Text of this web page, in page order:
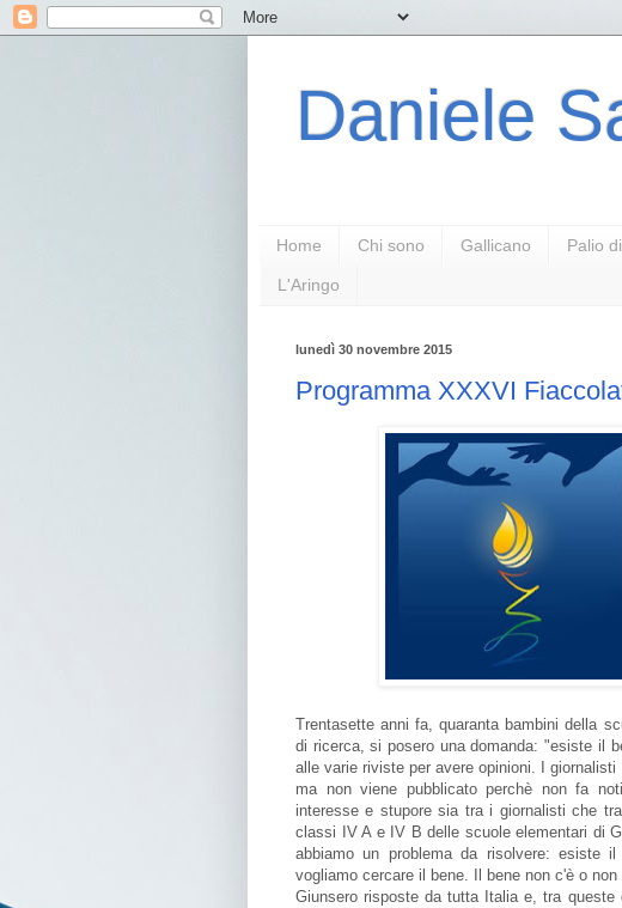
Daniele
Home Chi sono Gallicano Palio
L'Aringo
lunedì 30 novembre 2015
Programma XXXVI
Trentasette anni fa, quaranta bambini della
di ricerca, si posero una domanda: "esiste il
alle varie riviste per avere opinioni. I
ma non viene pubblicato perchè non fa
interesse e stupore sia tra i giornalisti che
classi IV A e IV B delle scuole elementari di
abbiamo un problema da risolvere: esiste
vogliamo cercare il bene. Il bene non c'è o
Giunsero risposte da tutta Italia e, tra queste